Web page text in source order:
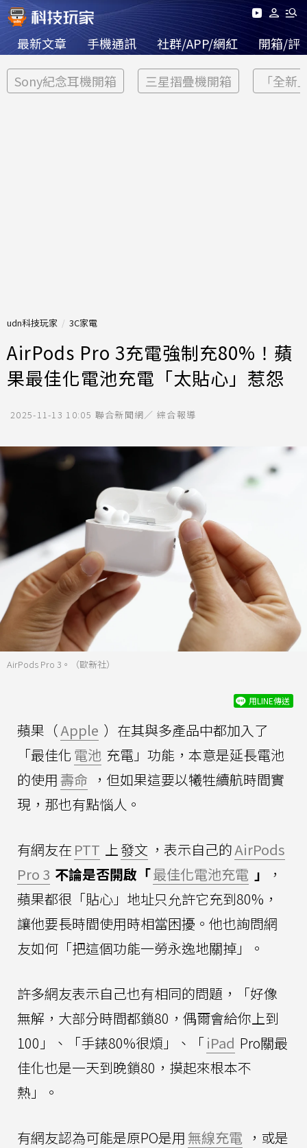
最新文章 手機通訊 社群/APP/網紅 開箱/評
Sony紀念耳機開箱 三星摺疊機開箱 「全新
udn科技玩家 3C家電
AirPods Pro 3充電強制充80%！蘋
果最佳化電池充電「太貼心」惹怨
2025-11-13 10:05 聯合新聞網／ 綜合報導
AirPods Pro 3。（歐新社）
用LINE傳送
蘋果（Apple ）在其與多產品中都加入了
「最佳化 電池 充電」功能，本意是延長電池
的使用壽命 ，但如果這要以犧牲續航時間實
現，那也有點惱人。
有網友在 PTT 上發文 ，表示自己的AirPods
Pro 3 不論是否開啟「最佳化電池充電 」
，
蘋果都很「貼心」地址只允許它充到80%，
讓他要長時間使用時相當困擾。他也詢問網
友如何「把這個功能一勞永逸地關掉」。
許多網友表示自己也有相同的問題，「好像
無解，大部分時間都鎖80，偶爾會給你上到
100」、「手錶80%很煩」、「iPad Pro關最
佳化也是一天到晚鎖80，摸起來根本不
熱」。
有網友認為可能是原PO是用 無線充電 ，或是